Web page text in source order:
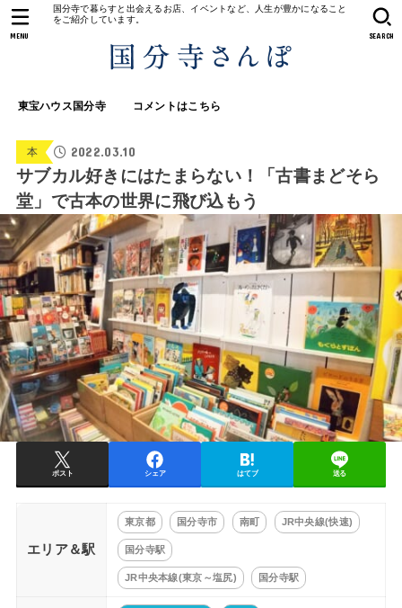
国分寺で暮らすと出会えるお店、イベントなど、人生が豊かになること
をご紹介しています。
東宝ハウス国分寺 コメントはこちら
SEARCH
MENU
本 2022.03.10
サブカル好きにはたまらない！「古書まどそら
堂」で古本の世界に飛び込もう
ポスト シェア はてブ 送る
エリア＆駅
東京都 国分寺市 南町 JR中央線(快速)
国分寺駅
JR中央本線(東京～塩尻) 国分寺駅